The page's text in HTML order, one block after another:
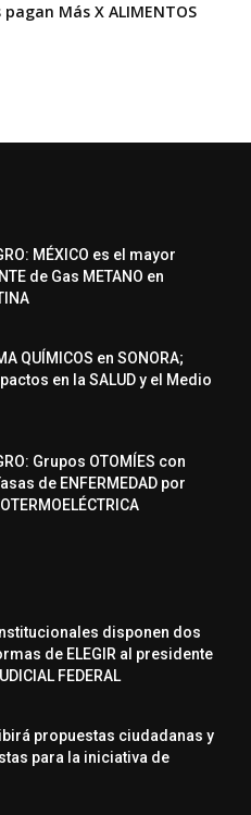
Más X ALIMENTOS
MÉXICO es el mayor
de Gas METANO en
QUÍMICOS en SONORA;
en la SALUD y el Medio
Grupos OTOMÍES con
de ENFERMEDAD por
disponen dos
de ELEGIR al presidente
FEDERAL
propuestas ciudadanas y
para la iniciativa de